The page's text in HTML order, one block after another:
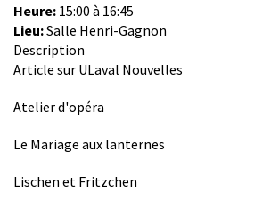
Heure: 15:00 à 16:45
Lieu:Salle Henri-Gagnon
Description
Article sur ULaval Nouvelles
Atelier d'opéra
Le Mariage aux lanternes
Lischen et Fritzchen